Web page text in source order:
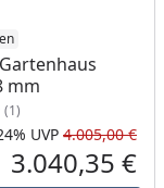
mm
(1)
UVP 4.005,00 €
3.040,35 €